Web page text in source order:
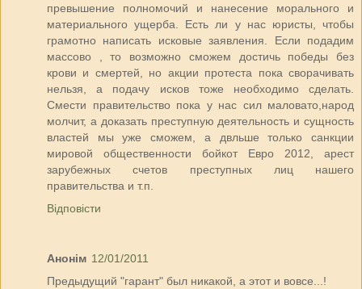
превышение полномочий и нанесение морального и
материального ущерба. Есть ли у нас юристы, чтобы
грамотно написать исковые заявления. Если подадим
массово , то возможно сможем достичь победы без
крови и смертей, но акции протеста пока сворачивать
нельзя, а подачу исков тоже необходимо сделать.
Смести правительство пока у нас сил маловато,народ
молчит, а доказать преступную деятельность и сущность
властей мы уже сможем, а двльше только санкции
мировой общественности бойкот Евро 2012, арест
зарубежных счетов преступных лиц нашего
правительства и т.п.
Відповісти
Анонім 12/01/2011
Предыдущий "гарант" был никакой, а этот и вовсе...!